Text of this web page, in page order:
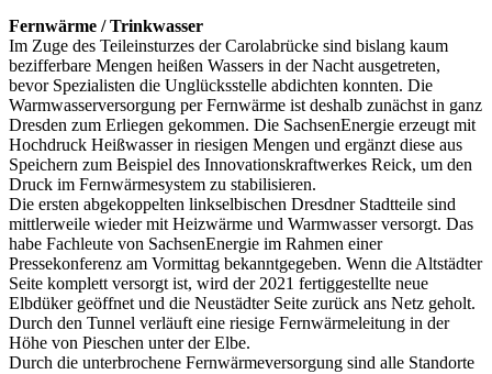
Fernwärme / Trinkwasser
Im Zuge des Teileinsturzes der Carolabrücke sind bislang kaum
bezifferbare Mengen heißen Wassers in der Nacht ausgetreten,
bevor Spezialisten die Unglücksstelle abdichten konnten. Die
Warmwasserversorgung per Fernwärme ist deshalb zunächst in ganz
Dresden zum Erliegen gekommen. Die SachsenEnergie erzeugt mit
Hochdruck Heißwasser in riesigen Mengen und ergänzt diese aus
Speichern zum Beispiel des Innovationskraftwerkes Reick, um den
Druck im Fernwärmesystem zu stabilisieren.
Die ersten abgekoppelten linkselbischen Dresdner Stadtteile sind
mittlerweile wieder mit Heizwärme und Warmwasser versorgt. Das
habe Fachleute von SachsenEnergie im Rahmen einer
Pressekonferenz am Vormittag bekanntgegeben. Wenn die Altstädter
Seite komplett versorgt ist, wird der 2021 fertiggestellte neue
Elbdüker geöffnet und die Neustädter Seite zurück ans Netz geholt.
Durch den Tunnel verläuft eine riesige Fernwärmeleitung in der
Höhe von Pieschen unter der Elbe.
Durch die unterbrochene Fernwärmeversorgung sind alle Standorte